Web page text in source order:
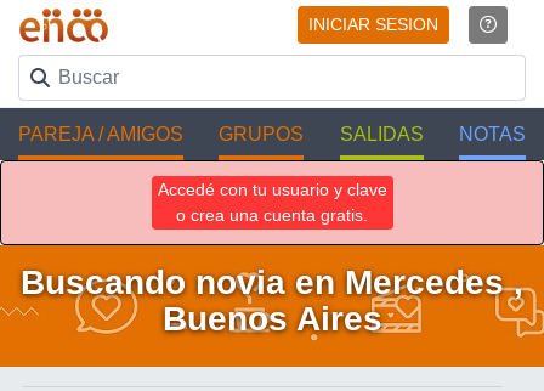
INICIAR SESION
PAREJA / AMIGOS GRUPOS SALIDAS NOTAS
Accedé con tu usuario y clave
o crea una cuenta gratis.
Buscando novia en Mercedes ,
Buenos Aires